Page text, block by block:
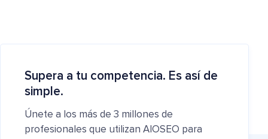
Supera a tu competencia. Es así de
simple.
Únete a los más de 3 millones de
profesionales que utilizan AIOSEO para